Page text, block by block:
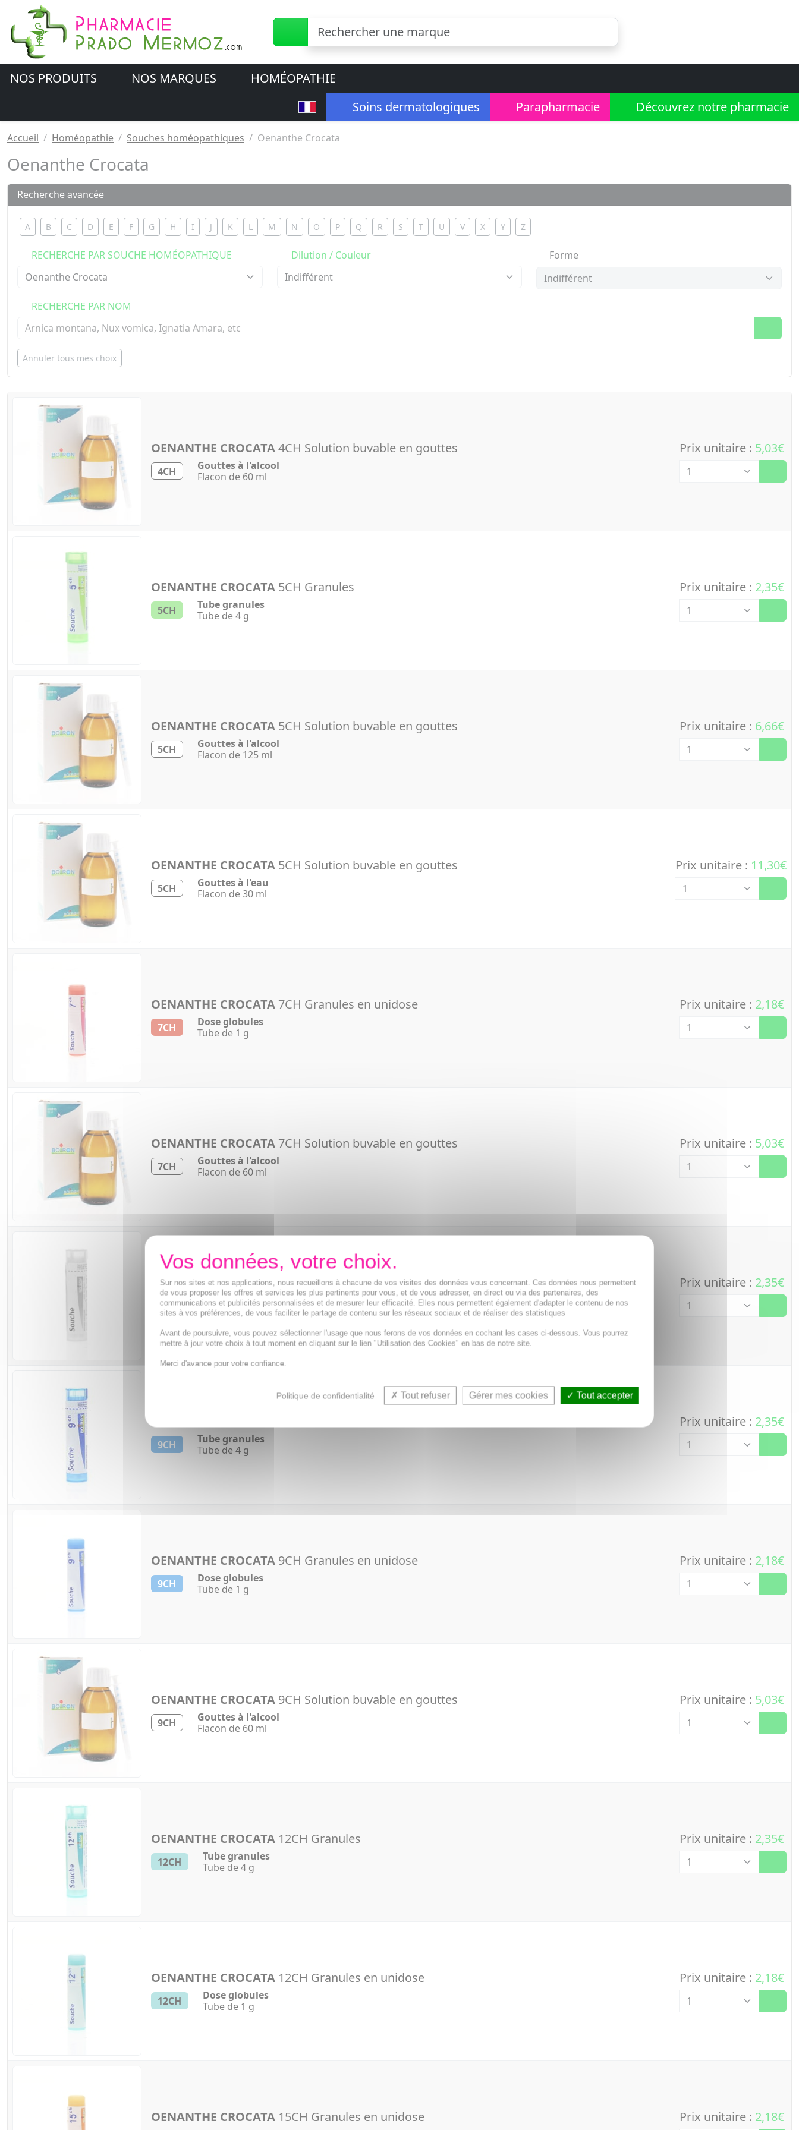
NOS PRODUITS NOS MARQUES
HOMÉOPATHIE
Soins dermatologiques
Parapharmacie Découvrez notre pharmacie
Accueil Homéopathie Souches homéopathiques Oenanthe Crocata
Oenanthe Crocata
Recherche avancée
A B C D E F G H I J K L M N O P Q R S T U V X Y Z
RECHERCHE PAR SOUCHE HOMÉOPATHIQUE Dilution / Couleur Forme
RECHERCHE PAR NOM
Annuler tous mes choix
OENANTHE CROCATA4CH Solution buvable en gouttes
4CH
Gouttes à l'alcool
Flacon de 60 ml
Prix unitaire : 5,03€
OENANTHE CROCATA 5CH Granules
5CH
Tube granules
Tube de 4 g
Prix unitaire : 2,35€
OENANTHE CROCATA 5CH Solution buvable en gouttes
5CH
Gouttes à l'alcool
Flacon de 125 ml
Prix unitaire : 6,66€
OENANTHE CROCATA 5CH Solution buvable en gouttes
5CH
Gouttes à l'eau
Flacon de 30 ml
Prix unitaire : 11,30€
OENANTHE CROCATA 7CH Granules en unidose
7CH
Dose globules
Tube de 1 g
Prix unitaire : 2,18€
OENANTHE CROCATA 7CH Solution buvable en gouttes
7CH
Gouttes à l'alcool
Flacon de 60 ml
Prix unitaire : 5,03€
OENANTHE CROCATA8CH Granules
8CH
Tube granules
Tube de 4 g
Prix unitaire : 2,35€
9CH
Tube granules
Tube de 4 g
Prix unitaire : 2,35€
OENANTHE CROCATA 9CH Granules en unidose
9CH
Dose globules
Tube de 1 g
Prix unitaire : 2,18€
OENANTHE CROCATA 9CH Solution buvable en gouttes
9CH
Gouttes à l'alcool
Flacon de 60 ml
Prix unitaire : 5,03€
OENANTHE CROCATA 12CH Granules
12CH
Tube granules
Tube de 4 g
Prix unitaire : 2,35€
OENANTHE CROCATA 12CH Granules en unidose
12CH
Dose globules
Tube de 1 g
Prix unitaire : 2,18€
OENANTHE CROCATA 15CH Granules en unidose Prix unitaire : 2,18€
Sur nos sites et nos applications, nous recueillons à chacune de vos visites des données vous concernant. Ces données nous permettent
de vous proposer les offres et services les plus pertinents pour vous, et de vous adresser, en direct ou via des partenaires, des
communications et publicités personnalisées et de mesurer leur efficacité. Elles nous permettent également d'adapter le contenu de nos
sites à vos préférences, de vous faciliter le partage de contenu sur les réseaux sociaux et de réaliser des statistiques
Avant de poursuivre, vous pouvez sélectionner l'usage que nous ferons de vos données en cochant les cases ci-dessous. Vous pourrez
mettre à jour votre choix à tout moment en cliquant sur le lien "Utilisation des Cookies" en bas de notre site.
Merci d'avance pour votre confiance.
Politique de confidentialité Tout refuser Gérer mes cookies Tout accepter